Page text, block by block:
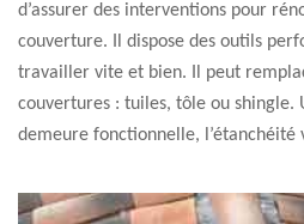
d’assurer des interventions pour
couverture. Il dispose des outils
travailler vite et bien. Il peut
couvertures : tuiles, tôle ou shingle.
demeure fonctionnelle, l’étanchéité